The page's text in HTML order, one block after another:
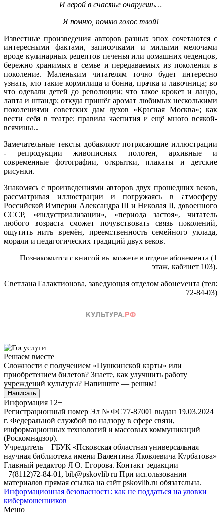
И верой в счастье очаруешь…
Я помню, помню голос твой!
Известные произведения авторов разных эпох сочетаются с
интересными фактами, записочками и милыми мелочами
вроде кулинарных рецептов печенья или домашних леденцов,
бережно хранимых в семье и передаваемых из поколения в
поколение. Маленьким читателям точно будет интересно
узнать, кто такие кормилица и бонна, прачка и лавочница; во
что одевали детей до революции; что такое крокет и ландо,
лапта и штандр; откуда пришёл аромат любимых несколькими
поколениями советских дам духов «Красная Москва»; как
вести себя в театре; правила чаепития и ещё много всякой-
всячины...
Замечательные тексты добавляют потрясающие иллюстрации
- репродукции живописных полотен, архивные и
современные фотографии, открытки, плакаты и детские
рисунки.
Знакомясь с произведениями авторов двух прошедших веков,
рассматривая иллюстрации и погружаясь в атмосферу
Российской Империи Александра III и Николая II, довоенного
СССР, «индустриализации», «периода застоя», читатель
любого возраста сможет почувствовать связь поколений,
ощутить нить времён, преемственность семейного уклада,
морали и педагогических традиций двух веков.
Познакомится с книгой вы можете в отделе абонемента (1
этаж, кабинет 103).
Светлана Галактионова, заведующая отделом абонемента (тел:
72-84-03)
Решаем вместе
Сложности с получением «Пушкинской карты» или
приобретением билетов? Знаете, как улучшить работу
учреждений культуры? Напишите — решим!
Написать
Информация 12+
Регистрационный номер Эл № ФС77-87001 выдан 19.03.2024
г. Федеральной службой по надзору в сфере связи,
информационных технологий и массовых коммуникаций
(Роскомнадзор).
Учредитель – ГБУК «Псковская областная универсальная
научная библиотека имени Валентина Яковлевича Курбатова»
Главный редактор Л.О. Егорова. Контакт редакции
+7(8112)72-84-01, bib@pskovlib.ru При использовании
материалов прямая ссылка на сайт pskovlib.ru обязательна.
Информационная безопасность: как не поддаться на уловки
кибермошенников
Меню